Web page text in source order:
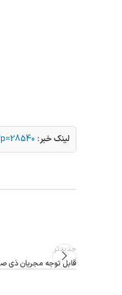
لینک خبر:
جدیدتر
قابل توجه مجریان ذی